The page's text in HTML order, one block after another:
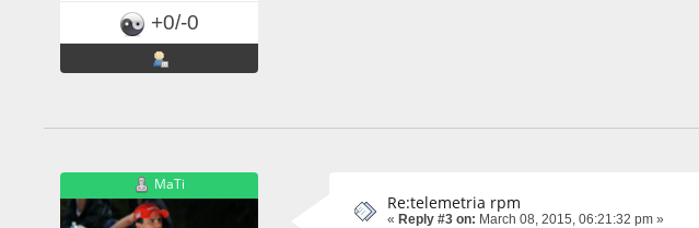
+0/-0
MaTi
Re:telemetria rpm
« Reply #3 on: March 08, 2015, 06:21:32 pm »